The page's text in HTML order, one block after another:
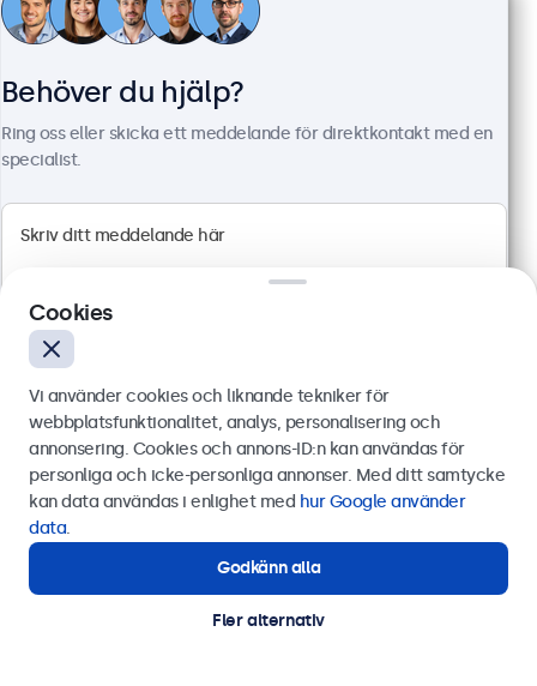
6 199 kr
7 748,75 kr inkl. moms
Visa
19 Tums Touchskärm, Metall (Hög Ljusstyrka)
Artikelnummer:19HB9M/U1
76 i lager
Full-HD multi-touch-panel med hög ljusstyrka
Behöver du hjälp?
Ring oss eller skicka ett meddelande för direktkontakt med en
specialist.
Skicka
Kontakta våra experter.
Cookies
Vi använder cookies och liknande tekniker för
webbplatsfunktionalitet, analys, personalisering och
annonsering. Cookies och annons-ID:n kan användas för
personliga och icke-personliga annonser. Med ditt samtycke
kan data användas i enlighet med hur Google använder
data.
Godkänn alla
Fler alternativ